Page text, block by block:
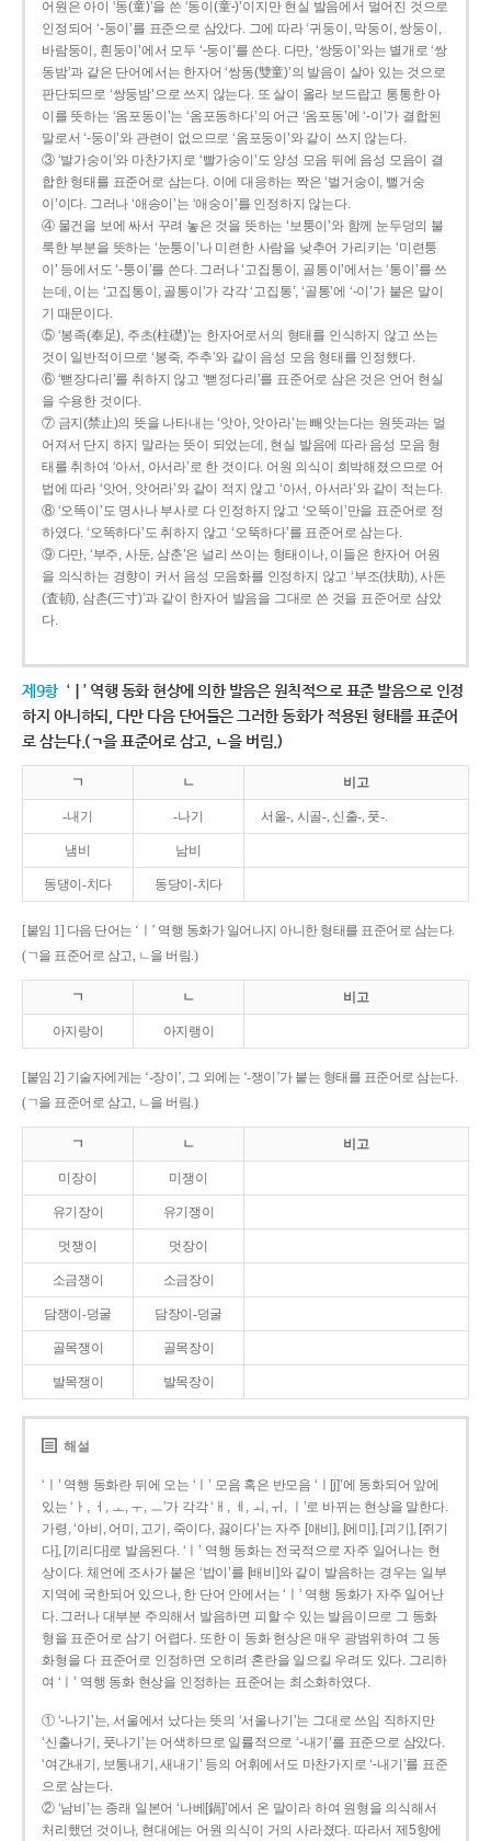
어원은 아이 ‘동(童)’을 쓴 ‘동이(童-)’이지만 현실 발음에서 멀어진 것으로
인정되어 ‘-둥이’를 표준으로 삼았다. 그에 따라 ‘귀둥이, 막둥이, 쌍둥이,
바람둥이, 흰둥이’에서 모두 ‘-둥이’를 쓴다. 다만, ‘쌍둥이’와는 별개로 ‘쌍
동밤’과 같은 단어에서는 한자어 ‘쌍동(雙童)’의 발음이 살아 있는 것으로
판단되므로 ‘쌍둥밤’으로 쓰지 않는다. 또 살이 올라 보드랍고 통통한 아
이를 뜻하는 ‘옴포동이’는 ‘옴포동하다’의 어근 ‘옴포동’에 ‘-이’가 결합된
말로서 ‘-둥이’와 관련이 없으므로 ‘옴포둥이’와 같이 쓰지 않는다.
③ ‘발가숭이’와 마찬가지로 ‘빨가숭이’도 양성 모음 뒤에 음성 모음이 결
합한 형태를 표준어로 삼는다. 이에 대응하는 짝은 ‘벌거숭이, 뻘거숭
이’이다. 그러나 ‘애송이’는 ‘애숭이’를 인정하지 않는다.
④ 물건을 보에 싸서 꾸려 놓은 것을 뜻하는 ‘보퉁이’와 함께 눈두덩의 불
룩한 부분을 뜻하는 ‘눈퉁이’나 미련한 사람을 낮추어 가리키는 ‘미련퉁
이’ 등에서도 ‘-퉁이’를 쓴다. 그러나 ‘고집통이, 골통이’에서는 ‘통이’를 쓰
는데, 이는 ‘고집통이, 골통이’가 각각 ‘고집통’, ‘골통’에 ‘-이’가 붙은 말이
기 때문이다.
⑤ ‘봉족(奉足), 주초(柱礎)’는 한자어로서의 형태를 인식하지 않고 쓰는
것이 일반적이므로 ‘봉죽, 주추’와 같이 음성 모음 형태를 인정했다.
⑥ ‘뻗장다리’를 취하지 않고 ‘뻗정다리’를 표준어로 삼은 것은 언어 현실
을 수용한 것이다.
⑦ 금지(禁止)의 뜻을 나타내는 ‘앗아, 앗아라’는 빼앗는다는 원뜻과는 멀
어져서 단지 하지 말라는 뜻이 되었는데, 현실 발음에 따라 음성 모음 형
태를 취하여 ‘아서, 아서라’로 한 것이다. 어원 의식이 희박해졌으므로 어
법에 따라 ‘앗어, 앗어라’와 같이 적지 않고 ‘아서, 아서라’와 같이 적는다.
⑧ ‘오똑이’도 명사나 부사로 다 인정하지 않고 ‘오뚝이’만을 표준어로 정
하였다. ‘오똑하다’도 취하지 않고 ‘오뚝하다’를 표준어로 삼는다.
⑨ 다만, ‘부주, 사둔, 삼춘’은 널리 쓰이는 형태이나, 이들은 한자어 어원
을 의식하는 경향이 커서 음성 모음화를 인정하지 않고 ‘부조(扶助), 사돈
(査頓), 삼촌(三寸)’과 같이 한자어 발음을 그대로 쓴 것을 표준어로 삼았
다.
제9항 ‘ㅣ’ 역행 동화 현상에 의한 발음은 원칙적으로 표준 발음으로 인정
하지 아니하되, 다만 다음 단어들은 그러한 동화가 적용된 형태를 표준어
로 삼는다.(ㄱ을 표준어로 삼고, ㄴ을 버림.)
ㄱ ㄴ 비고
-내기 -나기 서울-, 시골-, 신출-, 풋-.
냄비 남비
동댕이-치다 동당이-치다
[붙임 1] 다음 단어는 ‘ㅣ’ 역행 동화가 일어나지 아니한 형태를 표준어로 삼는다.
(ㄱ을 표준어로 삼고, ㄴ을 버림.)
ㄱ ㄴ 비고
아지랑이 아지랭이
[붙임 2] 기술자에게는 ‘-장이’, 그 외에는 ‘-쟁이’가 붙는 형태를 표준어로 삼는다.
(ㄱ을 표준어로 삼고, ㄴ을 버림.)
ㄱ ㄴ 비고
미장이 미쟁이
유기장이 유기쟁이
멋쟁이 멋장이
소금쟁이 소금장이
담쟁이-덩굴 담장이-덩굴
골목쟁이 골목장이
발목쟁이 발목장이
해설
‘ㅣ’ 역행 동화란 뒤에 오는 ‘ㅣ’ 모음 혹은 반모음 ‘ㅣ[j]’에 동화되어 앞에
있는 ‘ㅏ, ㅓ, ㅗ, ㅜ, ㅡ’가 각각 ‘ㅐ, ㅔ, ㅚ, ㅟ, ㅣ’로 바뀌는 현상을 말한다.
가령, ‘아비, 어미, 고기, 죽이다, 끓이다’는 자주 [애비], [에미], [괴기], [쥐기
다], [끼리다]로 발음된다. ‘ㅣ’ 역행 동화는 전국적으로 자주 일어나는 현
상이다. 체언에 조사가 붙은 ‘밥이’를 [배비]와 같이 발음하는 경우는 일부
지역에 국한되어 있으나, 한 단어 안에서는 ‘ㅣ’ 역행 동화가 자주 일어난
다. 그러나 대부분 주의해서 발음하면 피할 수 있는 발음이므로 그 동화
형을 표준어로 삼기 어렵다. 또한 이 동화 현상은 매우 광범위하여 그 동
화형을 다 표준어로 인정하면 오히려 혼란을 일으킬 우려도 있다. 그리하
여 ‘ㅣ’ 역행 동화 현상을 인정하는 표준어는 최소화하였다.
① ‘-나기’는, 서울에서 났다는 뜻의 ‘서울나기’는 그대로 쓰임 직하지만
‘신출나기, 풋나기’는 어색하므로 일률적으로 ‘-내기’를 표준으로 삼았다.
‘여간내기, 보통내기, 새내기’ 등의 어휘에서도 마찬가지로 ‘-내기’를 표준
으로 삼는다.
② ‘남비’는 종래 일본어 ‘나베[鍋]’에서 온 말이라 하여 원형을 의식해서
처리했던 것이나, 현대에는 어원 의식이 거의 사라졌다. 따라서 제5항에